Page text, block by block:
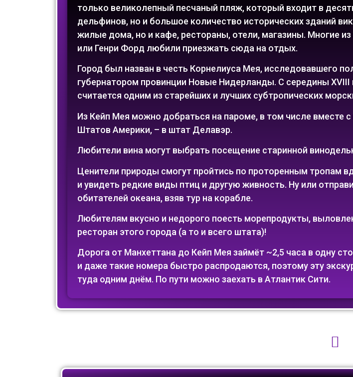
только великолепный песчаный пляж, который входит в
дельфинов, но и большое количество исторических зданий
жилые дома, но и кафе, рестораны, отели, магазины. Многие
или Генри Форд любили приезжать сюда на отдых.
Город был назван в честь Корнелиуса Мея, исследовавшего
губернатором провинции Новые Нидерланды. С середины
считается одним из старейших и лучших субтропических
Из Кейп Мея можно добраться на пароме, в том числе вместе
Штатов Америки, – в штат Делавэр.
Любители вина могут выбрать посещение старинной
Ценители природы смогут пройтись по проторенным тропам
и увидеть редкие виды птиц и другую живность. Ну или
обитателей океана, взяв тур на корабле.
Любителям вкусно и недорого поесть морепродукты,
ресторан этого города (а то и всего штата)!
Дорога от Манхеттана до Кейп Мея займёт ~2,5 часа в одну
и даже такие номера быстро распродаются, поэтому эту
туда одним днём. По пути можно заехать в Атлантик Сити.